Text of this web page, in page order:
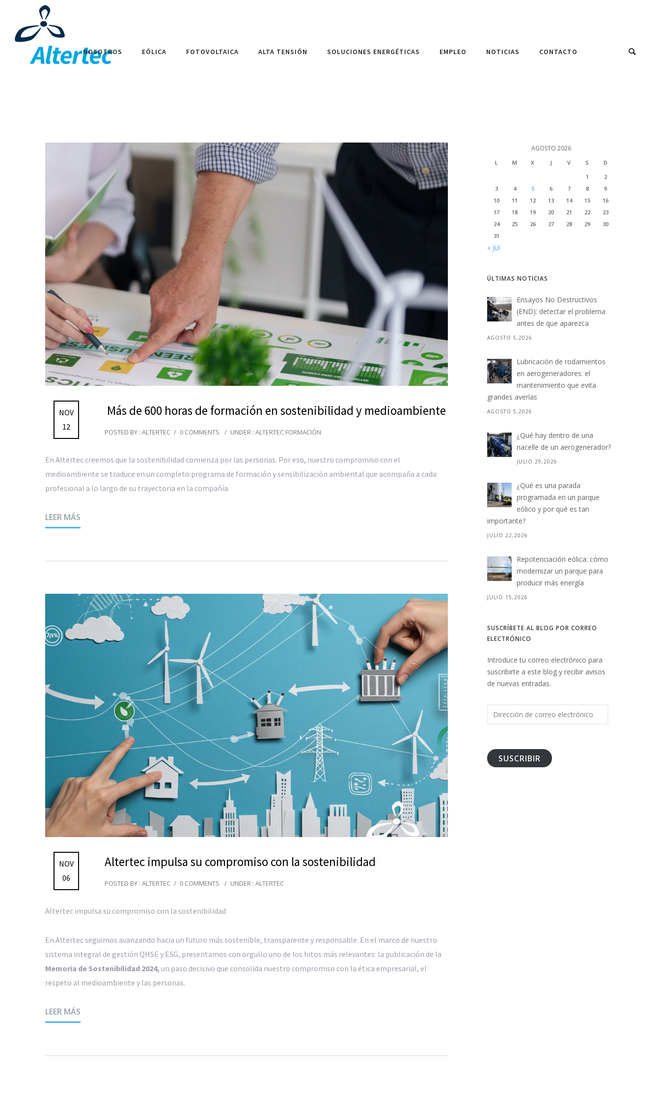
NOSOTROS EÓLICA FOTOVOLTAICA ALTA TENSIÓN SOLUCIONES ENERGÉTICAS EMPLEO NOTICIAS CONTACTO
NOV
12
Más de 600 horas de formación en sostenibilidad y medioambiente
POSTED BY : ALTERTEC / 0 COMMENTS / UNDER : ALTERTEC FORMACIÓN
En Altertec creemos que la sostenibilidad comienza por las personas. Por eso, nuestro compromiso con el
medioambiente se traduce en un completo programa de formación y sensibilización ambiental que acompaña a cada
profesional a lo largo de su trayectoria en la compañía.
LEER MÁS
NOV
06
Altertec impulsa su compromiso con la sostenibilidad
POSTED BY : ALTERTEC / 0 COMMENTS / UNDER : ALTERTEC
Altertec impulsa su compromiso con la sostenibilidad
En Altertec seguimos avanzando hacia un futuro más sostenible, transparente y responsable. En el marco de nuestro
sistema integral de gestión QHSE y ESG, presentamos con orgullo uno de los hitos más relevantes: la publicación de la
Memoria de Sostenibilidad 2024, un paso decisivo que consolida nuestro compromiso con la ética empresarial, el
respeto al medioambiente y las personas.
LEER MÁS
AGOSTO 2026
L M X J V S
D
1
2
3
4 5 6 7 8
9
10
11 12 13 14 15
16
17
18 19 20 21 22
23
24
25 26 27 28 29
30
31
« Jul
ÚLTIMAS NOTICIAS
Ensayos No Destructivos
(END): detectar el problema
antes de que aparezca
AGOSTO 5,2026
Lubricación de rodamientos
en aerogeneradores: el
mantenimiento que evita
grandes averías
AGOSTO 5,2026
¿Qué hay dentro de una
nacelle de un aerogenerador?
JULIO 29,2026
¿Qué es una parada
programada en un parque
eólico y por qué es tan
importante?
JULIO 22,2026
Repotenciación eólica: cómo
modernizar un parque para
producir más energía
JULIO 15,2026
SUSCRÍBETE AL BLOG POR CORREO
ELECTRÓNICO
Introduce tu correo electrónico para
suscribirte a este blog y recibir avisos
de nuevas entradas.
c
SUSCRIBIR